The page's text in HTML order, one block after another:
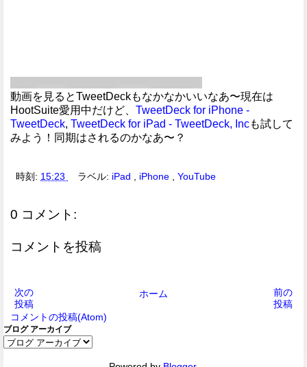
動画を見るとTweetDeckもなかなかいいなあ〜現在は
HootSuite愛用中だけど、 TweetDeck for iPhone -
TweetDeck, TweetDeck for iPad - TweetDeck, Incも試して
みよう！同期はされるのかなあ〜？
時刻: 15:23 ラベル: iPad , iPhone ,YouTube
0 コメント:
コメントを投稿
次の
投稿
前の
投稿
ホーム
コメントの投稿(Atom)
ブログ アーカイブ